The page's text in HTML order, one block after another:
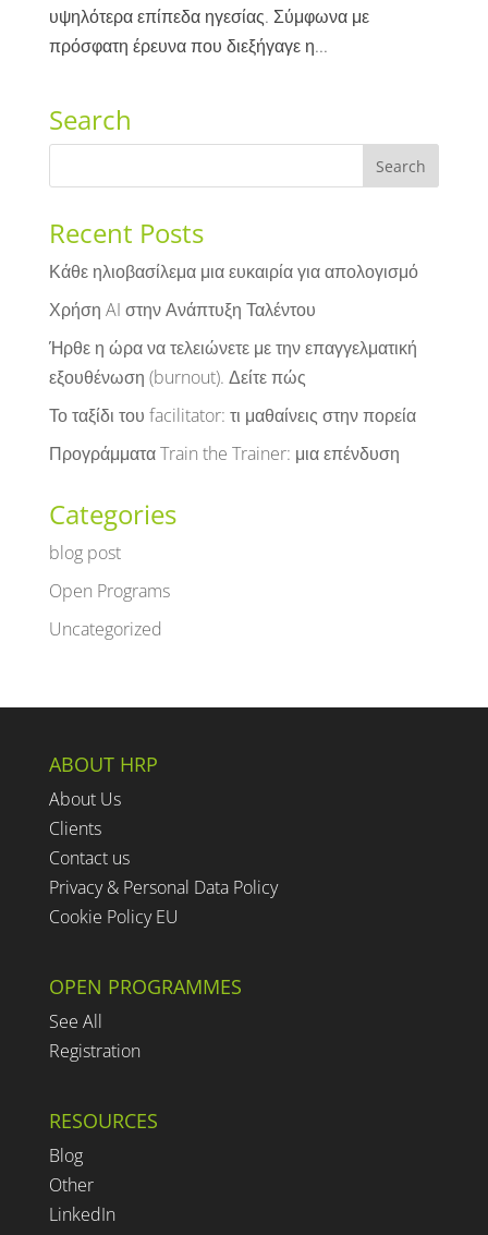
υψηλότερα επίπεδα ηγεσίας. Σύμφωνα με
πρόσφατη έρευνα που διεξήγαγε η...
Search
Recent Posts
Κάθε ηλιοβασίλεμα μια ευκαιρία για απολογισμό
Χρήση AI στην Ανάπτυξη Ταλέντου
Ήρθε η ώρα να τελειώνετε με την επαγγελματική
εξουθένωση (burnout). Δείτε πώς
Το ταξίδι του facilitator: τι μαθαίνεις στην πορεία
Προγράμματα Train the Trainer: μια επένδυση
Categories
blog post
Open Programs
Uncategorized
ABOUT HRP
About Us
Clients
Contact us
Privacy & Personal Data Policy
Cookie Policy EU
OPEN PROGRAMMES
See All
Registration
RESOURCES
Blog
Other
LinkedIn